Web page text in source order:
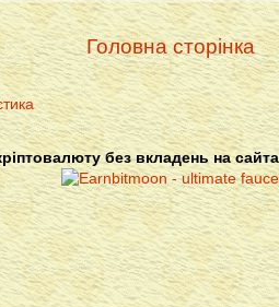
Головна сторінка
без вкладень на